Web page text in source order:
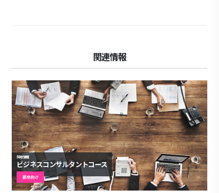
関連情報
採用情報
ビジネスコンサルタントコース
新卒向け